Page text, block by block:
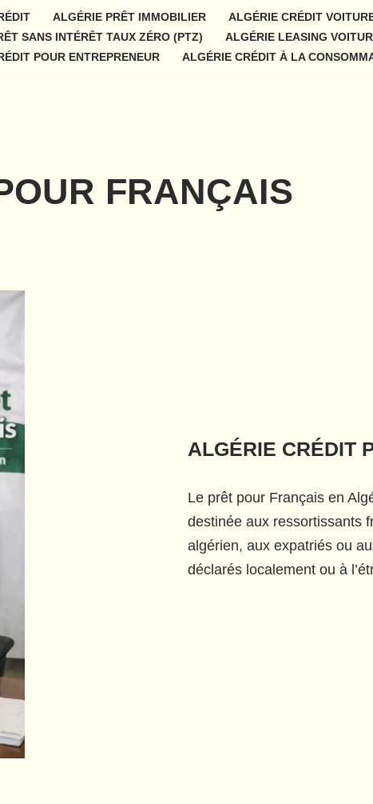
ALGÉRIE PRÊT IMMOBILIER ALGÉRIE CRÉDIT
SANS INTÉRÊT TAUX ZÉRO (PTZ)
ALGÉRIE LEASING
POUR ENTREPRENEUR
ALGÉRIE CRÉDIT À LA
FRANÇAIS
ALGÉRIE CRÉDIT
Le prêt pour Français en
destinée aux ressortissants
algérien, aux expatriés ou
déclarés localement ou à